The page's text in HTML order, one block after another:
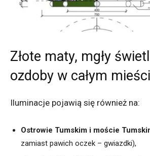
Złote maty, mgły
ozdoby w całym
Iluminacje pojawią się również na:
Ostrowie Tumskim i moście
zamiast pawich oczek – gwiazdki),